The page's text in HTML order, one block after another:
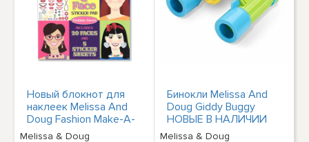
Новый блокнот для
наклеек Melissa And
Doug Fashion Make-A-
Face Sticker Pad В
Melissa & Doug
Бинокли Melissa And
Doug Giddy Buggy
НОВЫЕ В НАЛИЧИИ
Melissa & Doug